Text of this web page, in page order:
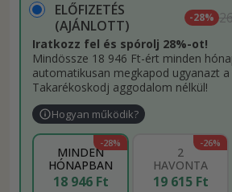
ELŐFIZETÉS
(AJÁNLOTT)
-28%
Iratkozz fel és spórolj 28%-ot!
Mindössze 18 946 Ft-ért minden
automatikusan megkapod ugyanazt
Takarékoskodj aggodalom nélkül!
Hogyan működik?
-28%
MINDEN
HÓNAPBAN
18 946 Ft
-26%
2
HAVONTA
19 615 Ft